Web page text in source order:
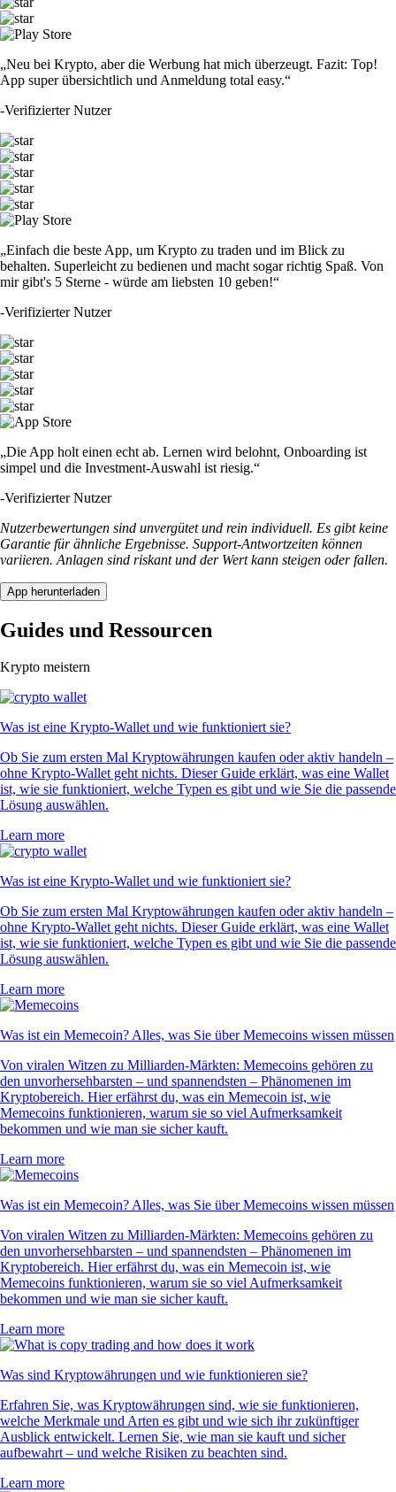
„Neu bei Krypto, aber die Werbung hat mich überzeugt. Fazit: Top!
App super übersichtlich und Anmeldung total easy.“
-Verifizierter Nutzer
„Einfach die beste App, um Krypto zu traden und im Blick zu
behalten. Superleicht zu bedienen und macht sogar richtig Spaß. Von
mir gibt's 5 Sterne - würde am liebsten 10 geben!“
-Verifizierter Nutzer
„Die App holt einen echt ab. Lernen wird belohnt, Onboarding ist
simpel und die Investment-Auswahl ist riesig.“
-Verifizierter Nutzer
Nutzerbewertungen sind unvergütet und rein individuell. Es gibt keine
Garantie für ähnliche Ergebnisse. Support-Antwortzeiten können
variieren. Anlagen sind riskant und der Wert kann steigen oder fallen.
App herunterladen
Guides und Ressourcen
Krypto meistern
Was ist eine Krypto-Wallet und wie funktioniert sie?
Ob Sie zum ersten Mal Kryptowährungen kaufen oder aktiv handeln –
ohne Krypto-Wallet geht nichts. Dieser Guide erklärt, was eine Wallet
ist, wie sie funktioniert, welche Typen es gibt und wie Sie die passende
Lösung auswählen.
Learn more
Was ist eine Krypto-Wallet und wie funktioniert sie?
Ob Sie zum ersten Mal Kryptowährungen kaufen oder aktiv handeln –
ohne Krypto-Wallet geht nichts. Dieser Guide erklärt, was eine Wallet
ist, wie sie funktioniert, welche Typen es gibt und wie Sie die passende
Lösung auswählen.
Learn more
Was ist ein Memecoin? Alles, was Sie über Memecoins wissen müssen
Von viralen Witzen zu Milliarden-Märkten: Memecoins gehören zu
den unvorhersehbarsten – und spannendsten – Phänomenen im
Kryptobereich. Hier erfährst du, was ein Memecoin ist, wie
Memecoins funktionieren, warum sie so viel Aufmerksamkeit
bekommen und wie man sie sicher kauft.
Learn more
Was ist ein Memecoin? Alles, was Sie über Memecoins wissen müssen
Von viralen Witzen zu Milliarden-Märkten: Memecoins gehören zu
den unvorhersehbarsten – und spannendsten – Phänomenen im
Kryptobereich. Hier erfährst du, was ein Memecoin ist, wie
Memecoins funktionieren, warum sie so viel Aufmerksamkeit
bekommen und wie man sie sicher kauft.
Learn more
Was sind Kryptowährungen und wie funktionieren sie?
Erfahren Sie, was Kryptowährungen sind, wie sie funktionieren,
welche Merkmale und Arten es gibt und wie sich ihr zukünftiger
Ausblick entwickelt. Lernen Sie, wie man sie kauft und sicher
aufbewahrt – und welche Risiken zu beachten sind.
Learn more